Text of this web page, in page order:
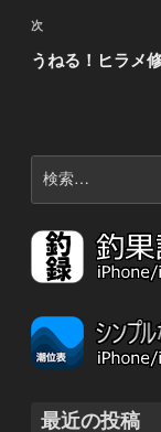
ビ
ゲ
ン
稿
次
の
次
うねる！ヒラメ
索:
最近の投稿